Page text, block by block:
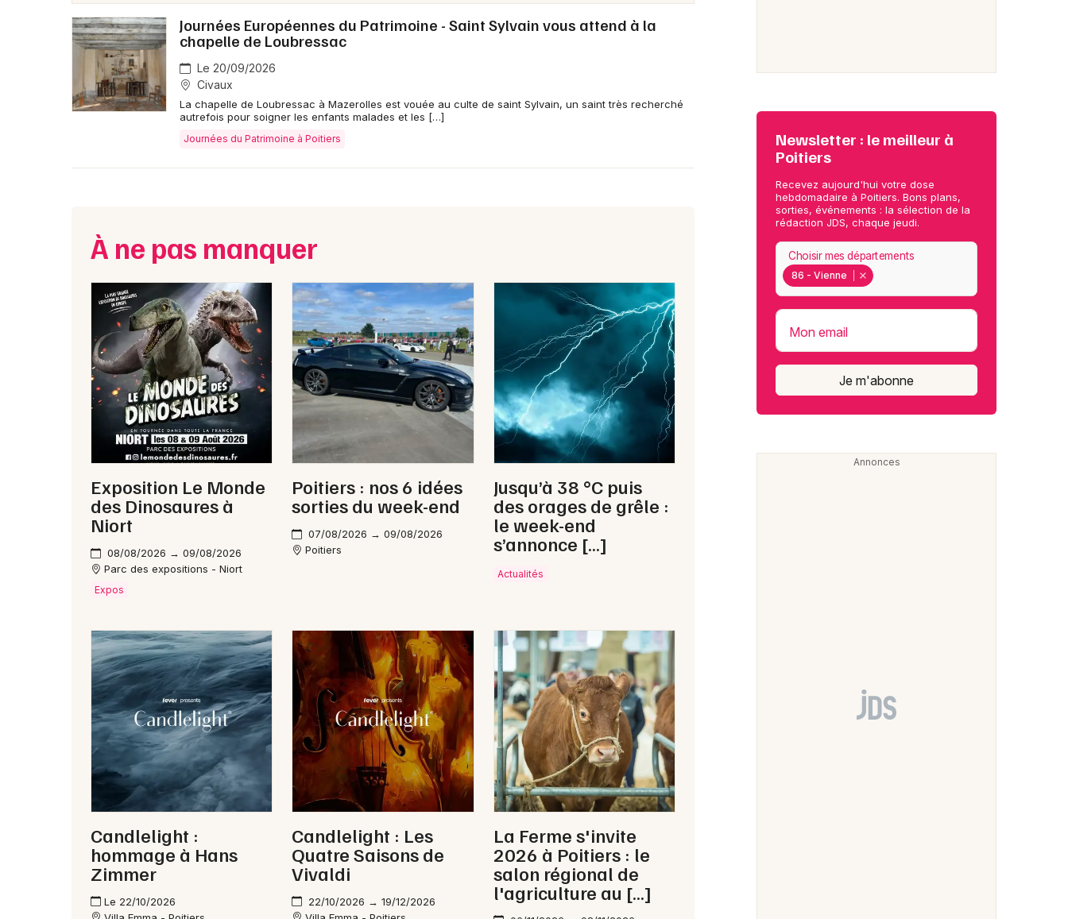
Magazine à Poitiers
86 - Vienne
Choisir mes départements
Mon email
Je m'abonne
Journées Européennes du Patrimoine - Saint Sylvain vous attend à la
chapelle de Loubressac
Le 20/09/2026
Civaux
La chapelle de Loubressac à Mazerolles est vouée au culte de saint Sylvain, un saint très recherché
autrefois pour soigner les enfants malades et les […]
Journées du Patrimoine à Poitiers
À ne pas manquer
Exposition Le Monde
des Dinosaures à
Niort
08/08/2026 → 09/08/2026
Parc des expositions - Niort
Expos
Poitiers : nos 6 idées
sorties du week-end
07/08/2026 → 09/08/2026
Poitiers
Jusqu’à 38 °C puis
des orages de grêle :
le week-end
s’annonce […]
Actualités
Candlelight :
hommage à Hans
Zimmer
Le 22/10/2026
Candlelight : Les
Quatre Saisons de
Vivaldi
22/10/2026 → 19/12/2026
La Ferme s'invite
2026 à Poitiers : le
salon régional de
l'agriculture au […]
Newsletter : le meilleur à
Poitiers
Recevez aujourd'hui votre dose
hebdomadaire à Poitiers. Bons plans,
sorties, événements : la sélection de la
rédaction JDS, chaque jeudi.
86 - Vienne
Choisir mes départements
Mon email
Je m'abonne